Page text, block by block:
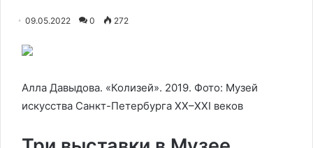
09.05.2022 0 272
Алла Давыдова. «Колизей». 2019. Фото: Музей
искусства Санкт-Петербурга XX–XXI веков